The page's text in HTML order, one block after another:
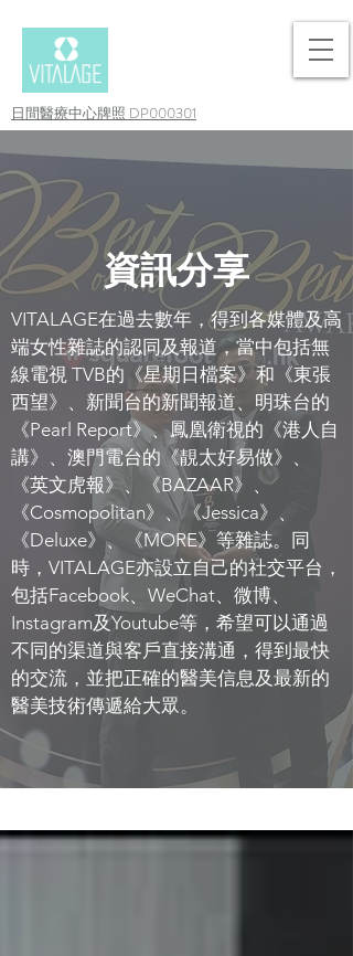
日間醫療中心牌照 DP000301
資訊分享
VITALAGE在過去數年，得到各媒體及高
端女性雜誌的認同及報道，當中包括無
線電視 TVB的《星期日檔案》和《東張
西望》、新聞台的新聞報道、明珠台的
《Pearl Report》、鳳凰衛視的《港人自
講》、澳門電台的《靚太好易做》、
《英文虎報》、《BAZAAR》、
《Cosmopolitan》、《Jessica》、
《Deluxe》、《MORE》等雜誌。同
時，VITALAGE亦設立自己的社交平台，
包括Facebook、WeChat、微博、
Instagram及Youtube等，希望可以通過
不同的渠道與客戶直接溝通，得到最快
的交流，並把正確的醫美信息及最新的
醫美技術傳遞給大眾。